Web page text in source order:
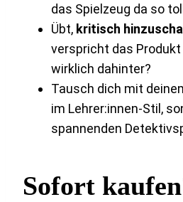
das Spielzeug da so
Übt, kritisch
verspricht das
wirklich dahinter?
Tausch dich mit
im Lehrer:innen-Stil,
spannenden
Sofort